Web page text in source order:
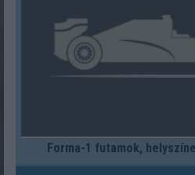
Forma-1 futamok,